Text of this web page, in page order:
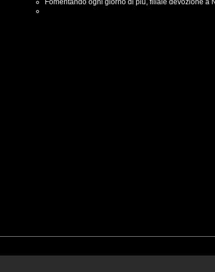
Fomentando ogni giorno di più, filiale devozione a